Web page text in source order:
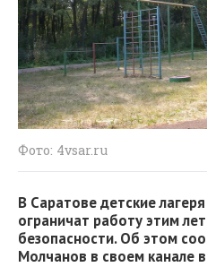
Фото: 4vsar.ru
В Саратове детские
ограничат работу этим
безопасности. Об этом
Молчанов в своем канале